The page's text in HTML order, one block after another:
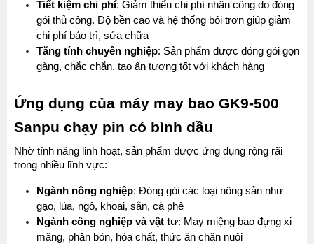
Tiết kiệm chi phí: Giảm thiểu chi phí nhân công do đóng
gói thủ công. Độ bền cao và hệ thống bôi trơn giúp giảm
chi phí bảo trì, sửa chữa
Tăng tính chuyên nghiệp: Sản phẩm được đóng gói gọn
gàng, chắc chắn, tạo ấn tượng tốt với khách hàng
Ứng dụng của máy may bao GK9-500
Sanpu chạy pin có bình dầu
Nhờ tính năng linh hoạt, sản phẩm được ứng dụng rộng rãi
trong nhiều lĩnh vực:
Ngành nông nghiệp: Đóng gói các loại nông sản như
gạo, lúa, ngô, khoai, sắn, cà phê
Ngành công nghiệp và vật tư: May miệng bao đựng xi
măng, phân bón, hóa chất, thức ăn chăn nuôi